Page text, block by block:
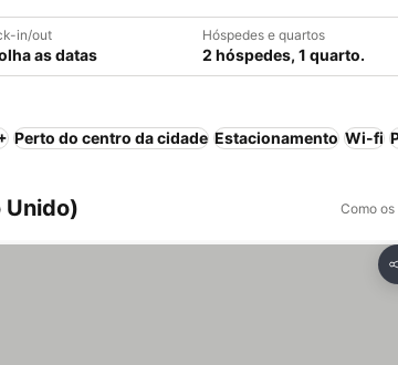
in/out
as datas
Hóspedes e quartos
2 hóspedes, 1 quarto.
Perto do centro da cidade Estacionamento Wi-fi
Unido) Como